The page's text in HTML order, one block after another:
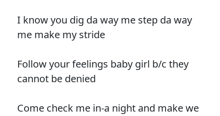
I know you dig da way me step da way
me make my stride
Follow your feelings baby girl b/c they
cannot be denied
Come check me in-a night and make we